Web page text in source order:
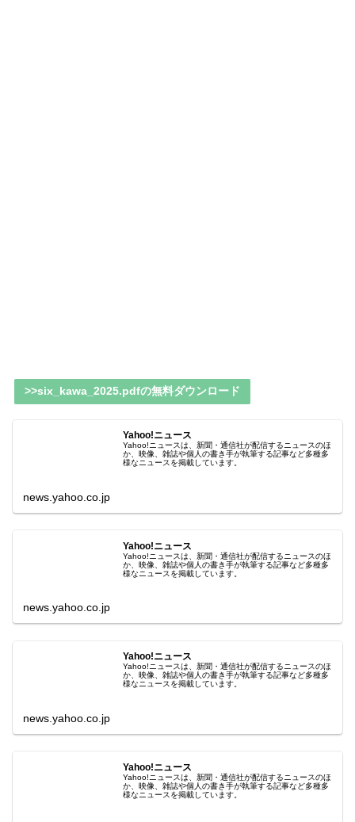
>>six_kawa_2025.pdfの無料ダウンロード
Yahoo!ニュース
Yahoo!ニュースは、新聞・通信社が配信するニュースのほ
か、映像、雑誌や個人の書き手が執筆する記事など多種多
様なニュースを掲載しています。
news.yahoo.co.jp
Yahoo!ニュース
Yahoo!ニュースは、新聞・通信社が配信するニュースのほ
か、映像、雑誌や個人の書き手が執筆する記事など多種多
様なニュースを掲載しています。
news.yahoo.co.jp
Yahoo!ニュース
Yahoo!ニュースは、新聞・通信社が配信するニュースのほ
か、映像、雑誌や個人の書き手が執筆する記事など多種多
様なニュースを掲載しています。
news.yahoo.co.jp
Yahoo!ニュース
Yahoo!ニュースは、新聞・通信社が配信するニュースのほ
か、映像、雑誌や個人の書き手が執筆する記事など多種多
様なニュースを掲載しています。